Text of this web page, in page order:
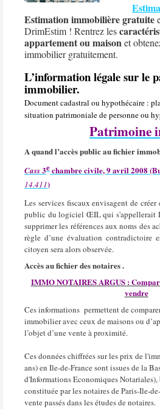
Estimation immobilière gratuite
DrimEstim ! Rentrez les
appartement ou maisonet
immobilier gratuitement.
L’information légale sur le
immobilier.
Document cadastral ou hypothécaire :
situation patrimoniale de personne ou
Patrimoine
A quand l’accès public au fichier
Cass3echambre civile, 9 avril 2008
14.411)
Les services fiscaux envisagent de
public du logiciel ŒIL qui s'appellerait
supprimer les références aux noms des
règle d’une évaluation contradictoire
citoyen sera alors observée.
Accès au fichier des notaires .
IMMO NOTAIRES ARGUS :
vendre
Ces informations permettent de
immobilier avec ceux de maisons ou
l’objet d’une vente à proximité.
Ces données chiffrées sur les prix de
ans) en Ile-de-France sont issues de la
d'Informations Economiques Notariales),
constituée par les notaires de Paris-Ile-
vente passés dans les études de notaires.